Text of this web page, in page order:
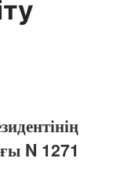
N 1271